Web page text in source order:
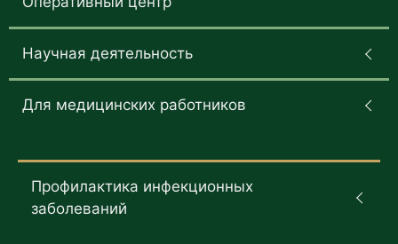
Научная деятельность
Для медицинских работников
Профилактика инфекционных
заболеваний